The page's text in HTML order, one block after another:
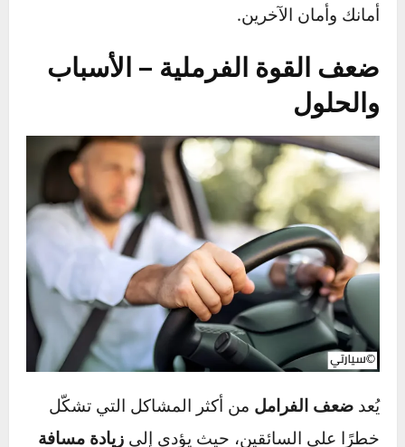
داخلي في معزز الفرامل أو خلل في الأسطوانات
الهيدروليكية، مما يتطلب تدخلًا محترفًا لإصلاحها
وضمان سلامة القيادة.
نصيحة مهمة:لا تتجاهل أبدًا أي تغير في استجابة
دواسة الفرامل، فالتأخير في إصلاح المشكلة قد
يؤدي إلى حوادث خطيرة على الطريق. احرص دائمًا
على صيانة الفرامل وفحصها بانتظام للحفاظ على
أمانك وأمان الآخرين.
ضعف القوة الفرملية – الأسباب
والحلول